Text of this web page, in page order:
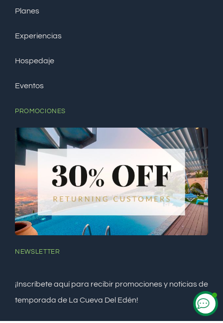
Planes
Experiencias
Hospedaje
Eventos
PROMOCIONES
NEWSLETTER
¡Inscríbete aquí para recibir promociones y noticias de
temporada de La Cueva Del Edén!